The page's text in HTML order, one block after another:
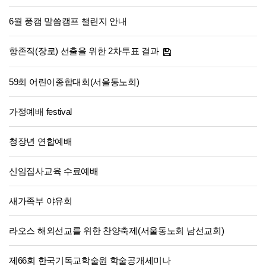
6월 풍캠 말씀캠프 챌린지 안내
항존직(장로) 선출을 위한 2차투표 결과
59회 어린이종합대회(서울동노회)
가정예배 festival
청장년 연합예배
신임집사교육 수료예배
새가족부 야유회
라오스 해외선교를 위한 찬양축제(서울동노회 남선교회)
제66회 한국기독교학술원 학술공개세미나